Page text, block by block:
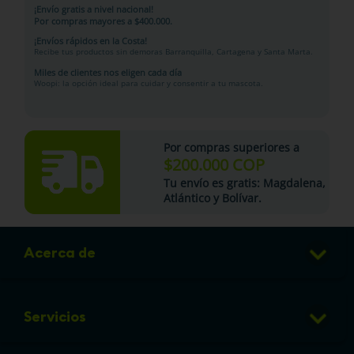
¡Envío gratis a nivel nacional!
Por compras mayores a $400.000.
¡Envíos rápidos en la Costa!
Recibe tus productos sin demoras Barranquilla, Cartagena y Santa Marta.
Miles de clientes nos eligen cada día
Woopi: la opción ideal para cuidar y consentir a tu mascota.
Por compras superiores a
$200.000 COP
Tu envío es gratis: Magdalena,
Atlántico y Bolívar.
Acerca de
Club de Puntos
Servicios